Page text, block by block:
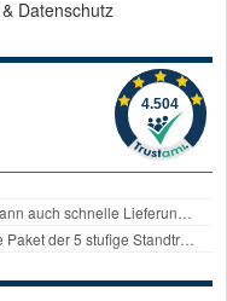
& Datenschutz